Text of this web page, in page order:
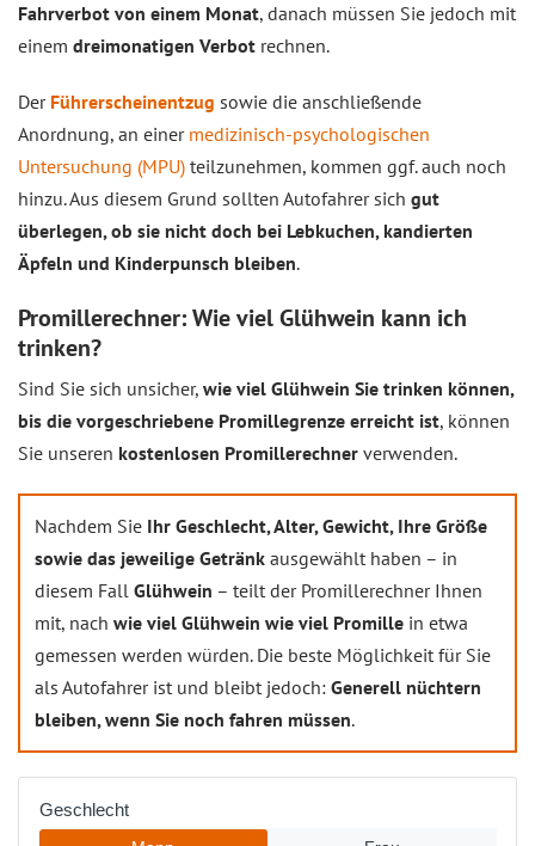
Fahrverbot von einem Monat, danach müssen Sie jedoch mit
einem dreimonatigen Verbot rechnen.
Der Führerscheinentzug sowie die anschließende
Anordnung, an einer medizinisch-psychologischen
Untersuchung (MPU) teilzunehmen, kommen ggf. auch noch
hinzu. Aus diesem Grund sollten Autofahrer sich gut
überlegen, ob sie nicht doch bei Lebkuchen, kandierten
Äpfeln und Kinderpunsch bleiben.
Promillerechner: Wie viel Glühwein kann ich
trinken?
Sind Sie sich unsicher, wie viel Glühwein Sie trinken können,
bis die vorgeschriebene Promillegrenze erreicht ist, können
Sie unseren kostenlosen Promillerechner verwenden.
Nachdem Sie Ihr Geschlecht, Alter, Gewicht, Ihre Größe
sowie das jeweilige Getränk ausgewählt haben – in
diesem Fall Glühwein – teilt der Promillerechner Ihnen
mit, nach wie viel Glühwein wie viel Promille in etwa
gemessen werden würden. Die beste Möglichkeit für Sie
als Autofahrer ist und bleibt jedoch: Generell nüchtern
bleiben, wenn Sie noch fahren müssen.